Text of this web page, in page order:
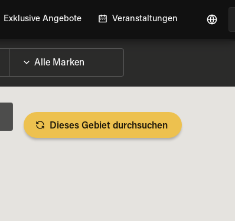
Exklusive Angebote Veranstaltungen
ANZEIGEN
Dieses Gebiet durchsuchen